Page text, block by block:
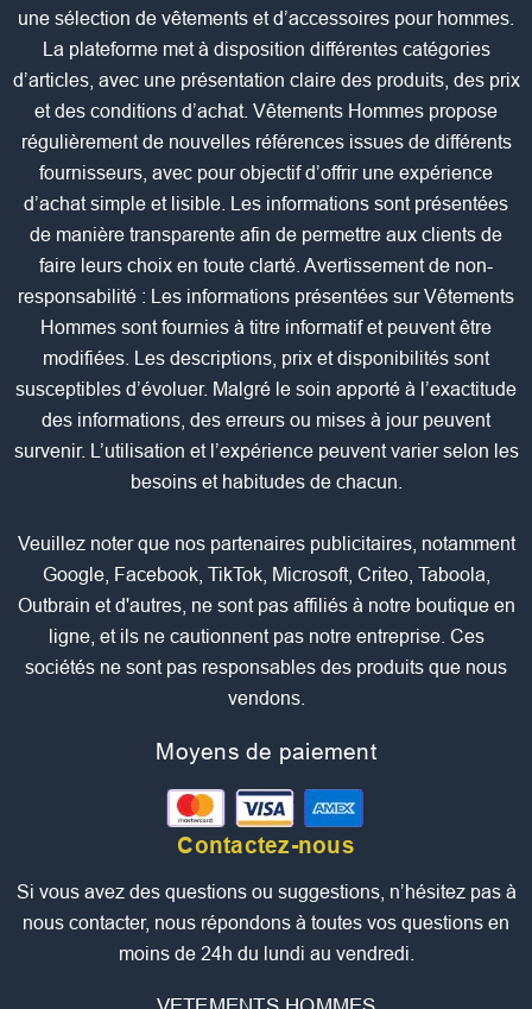
une sélection de vêtements et d’accessoires pour hommes.
La plateforme met à disposition différentes catégories
d’articles, avec une présentation claire des produits, des prix
et des conditions d’achat. Vêtements Hommes propose
régulièrement de nouvelles références issues de différents
fournisseurs, avec pour objectif d’offrir une expérience
d’achat simple et lisible. Les informations sont présentées
de manière transparente afin de permettre aux clients de
faire leurs choix en toute clarté. Avertissement de non-
responsabilité : Les informations présentées sur Vêtements
Hommes sont fournies à titre informatif et peuvent être
modifiées. Les descriptions, prix et disponibilités sont
susceptibles d’évoluer. Malgré le soin apporté à l’exactitude
des informations, des erreurs ou mises à jour peuvent
survenir. L’utilisation et l’expérience peuvent varier selon les
besoins et habitudes de chacun.
Veuillez noter que nos partenaires publicitaires, notamment
Google, Facebook, TikTok, Microsoft, Criteo, Taboola,
Outbrain et d'autres, ne sont pas affiliés à notre boutique en
ligne, et ils ne cautionnent pas notre entreprise. Ces
sociétés ne sont pas responsables des produits que nous
vendons.
Moyens de paiement
Contactez-nous
Si vous avez des questions ou suggestions, n’hésitez pas à
nous contacter, nous répondons à toutes vos questions en
moins de 24h du lundi au vendredi.